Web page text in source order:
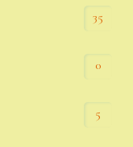
35
0
5